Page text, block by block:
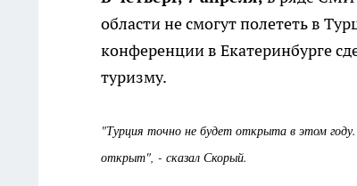
области не смогут полететь в
конференции в Екатеринбурге
туризму.
"Турция точно не будет открыта в этом
открыт", - сказал Скорый.